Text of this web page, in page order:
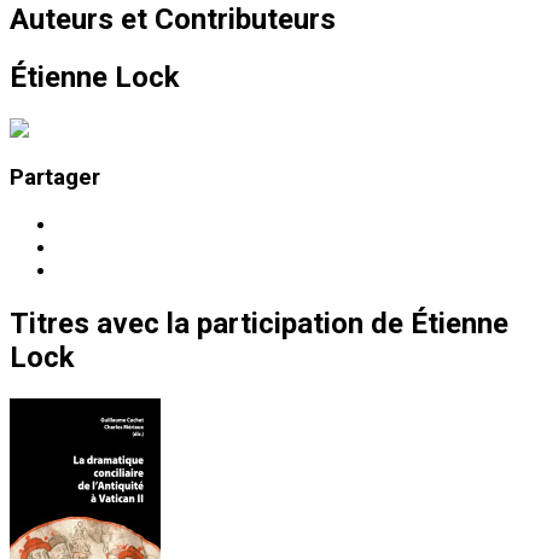
Auteurs et Contributeurs
Étienne Lock
Partager
Titres avec la participation de Étienne
Lock